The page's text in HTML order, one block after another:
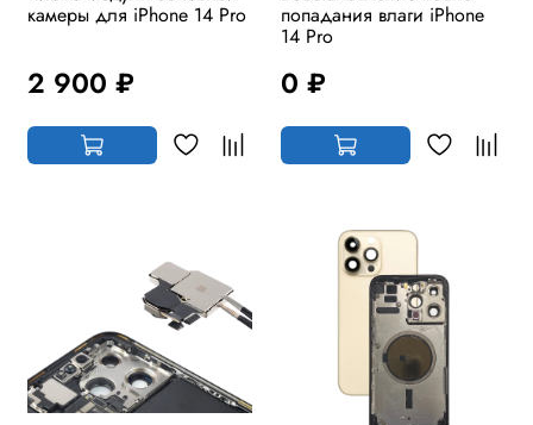
камеры для iPhone 14 Pro
2 900 ₽
попадания влаги iPhone
14 Pro
0 ₽